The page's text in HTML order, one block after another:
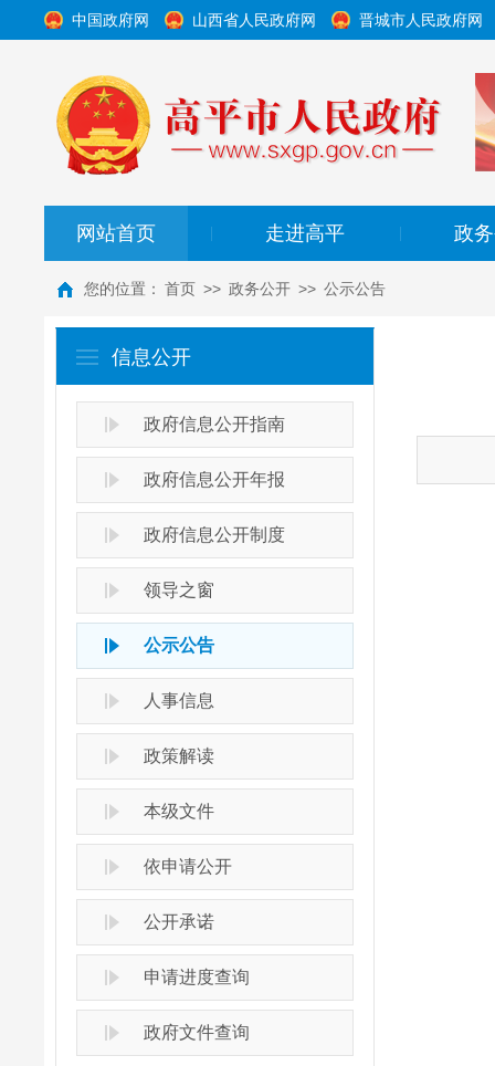
中国政府网 山西省人民政府网 晋城市人民政府网
网站首页 走进高平 政
您的位置： 首页 >> 政务公开 >> 公示公告
信息公开
政府信息公开指南
政府信息公开年报
政府信息公开制度
领导之窗
公示公告
人事信息
政策解读
本级文件
依申请公开
公开承诺
申请进度查询
政府文件查询